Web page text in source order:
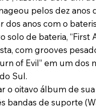
pelos dez anos
dos anos com o
solo de bateria,
com grooves
of Evil” em um
Sul.
o oitavo álbum de
bandas de suporte